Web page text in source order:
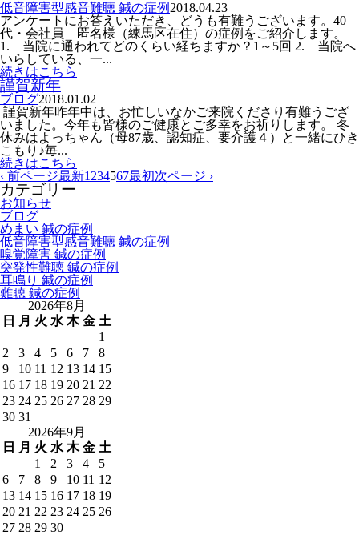
低音障害型感音難聴 鍼の症例 2018.04.23
アンケートにお答えいただき、どうも有難うございます。40
代・会社員 匿名様（練馬区在住）の症例をご紹介します。
1. 当院に通われてどのくらい経ちますか？1～5回 2. 当院へ
いらしている、一...
続きはこちら
謹賀新年
ブログ2018.01.02
謹賀新年昨年中は、お忙しいなかご来院くださり有難うござ
いました。今年も皆様のご健康とご多幸をお祈りします。 冬
休みはよっちゃん（母87歳、認知症、要介護４）と一緒にひき
こもり♪毎...
続きはこちら
‹ 前ページ最新1 234567最初次ページ ›
カテゴリー
お知らせ
ブログ
めまい 鍼の症例
低音障害型感音難聴 鍼の症例
嗅覚障害 鍼の症例
突発性難聴 鍼の症例
耳鳴り 鍼の症例
難聴 鍼の症例
2026年8月
日
月 火 水 木 金 土
1
2
3 4 5 6 7
8
9
10 11 12 13 14 15
16 17 18 19 20 21 22
23 24 25 26 27 28 29
30 31
2026年9月
日
月 火 水 木 金 土
1
2 3 4
5
6
7 8 9 10 11 12
13 14 15 16 17 18 19
20 21 22 23 24 25 26
27 28 29 30